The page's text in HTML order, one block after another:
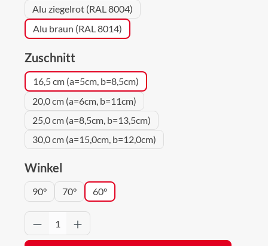
Alu ziegelrot (RAL 8004)
Alu braun (RAL 8014)
Zuschnitt
16,5 cm (a=5cm, b=8,5cm)
20,0 cm (a=6cm, b=11cm)
25,0 cm (a=8,5cm, b=13,5cm)
30,0 cm (a=15,0cm, b=12,0cm)
Winkel
90° 70° 60°
Produkt Anzahl: Gib den gewünschten